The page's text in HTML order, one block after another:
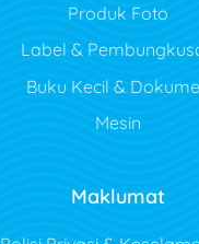
Produk Foto
Label &
Buku Kecil &
Mesin
Maklumat